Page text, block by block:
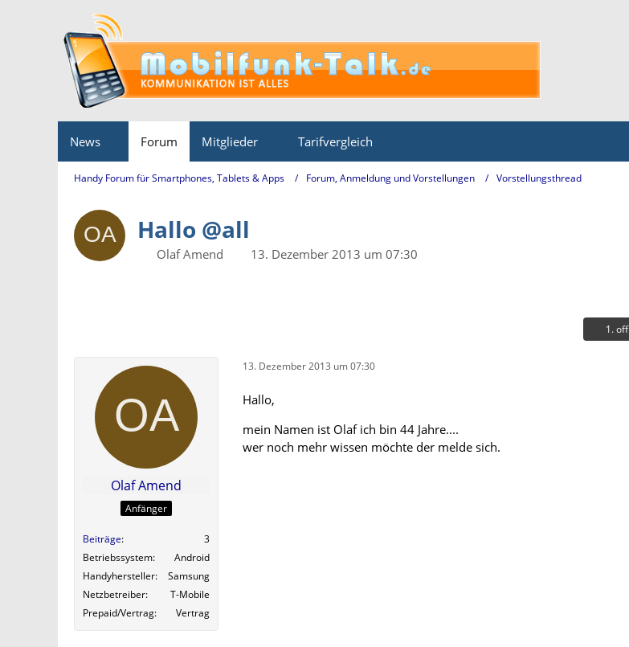
News Forum Mitglieder Tarifvergleich
Handy Forum für Smartphones, Tablets & Apps Forum, Anmeldung und Vorstellungen Vorstellungsthread
Hallo @all
Olaf Amend
13. Dezember 2013 um 07:30
1.
Olaf Amend
Anfänger
Beiträge
3
Betriebssystem
Android
Handyhersteller
Samsung
Netzbetreiber
T-Mobile
Prepaid/Vertrag
Vertrag
13. Dezember 2013 um 07:30
Hallo,
mein Namen ist Olaf ich bin 44 Jahre....
wer noch mehr wissen möchte der melde sich.